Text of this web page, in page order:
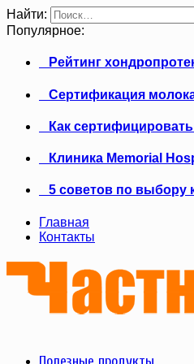
Найти:
Популярное:
Рейтинг
Сертификация
Как сертифицировать
Клиника Memorial
5 советов по выбору
Главная
Контакты